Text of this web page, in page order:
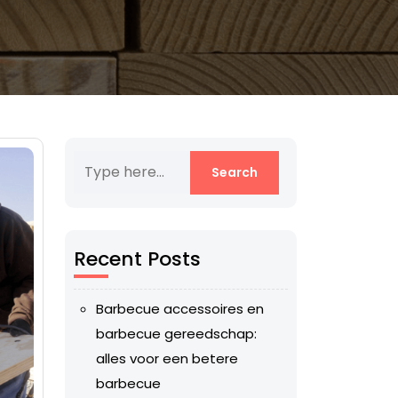
Recent Posts
Barbecue accessoires en
barbecue gereedschap:
alles voor een betere
barbecue